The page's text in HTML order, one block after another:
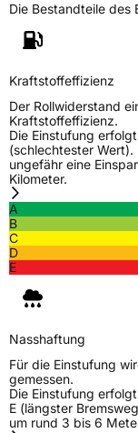
Generelle
Fahrzeugtyp
Verwendung
Modellname
FahrzeugartPKW &
Weitere
SchlauchtypTL
ZustandNeureifen
Nasshaftung B
Die Bestandteile des
Kraftstoffeffizienz
Der Rollwiderstand
Kraftstoffeffizienz.
Die Einstufung
(schlechtester Wert).
ungefähr eine
Kilometer.
A
B
C
D
E
Nasshaftung
Für die Einstufung
gemessen.
Die Einstufung
E (längster
um rund 3 bis 6